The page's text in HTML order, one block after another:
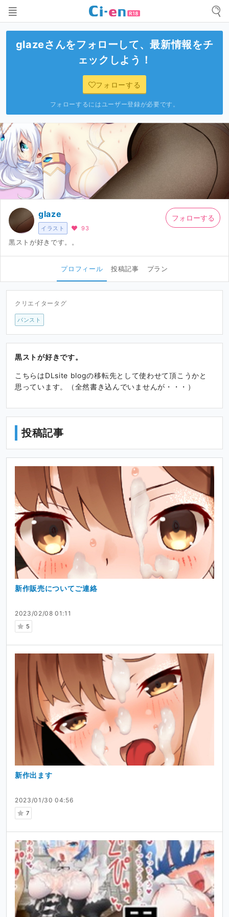
glazeさんをフォローして、最新情報をチ
ェックしよう！
フォローする
フォローするにはユーザー登録が必要です。
イラスト
glaze
93
黒ストが好きです。。
フォローする
プロフィール 投稿記事 プラン
クリエイタータグ
パンスト
黒ストが好きです。
こちらはDLsite blogの移転先として使わせて頂こうかと
思っています。（全然書き込んでいませんが・・・）
投稿記事
2023/02/08 01:11
5
新作販売についてご連絡
2023/01/30 04:56
7
新作出ます